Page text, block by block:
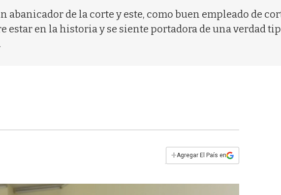
abanicador de la corte y este, como buen empleado de
estar en la historia y se siente portadora de una verdad
+Agregar El País en